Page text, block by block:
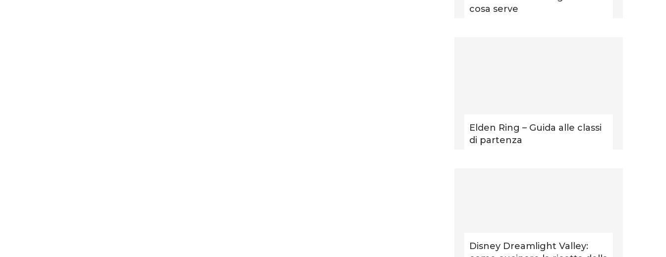
cosa serve
Elden Ring – Guida alle classi
di partenza
Disney Dreamlight Valley: